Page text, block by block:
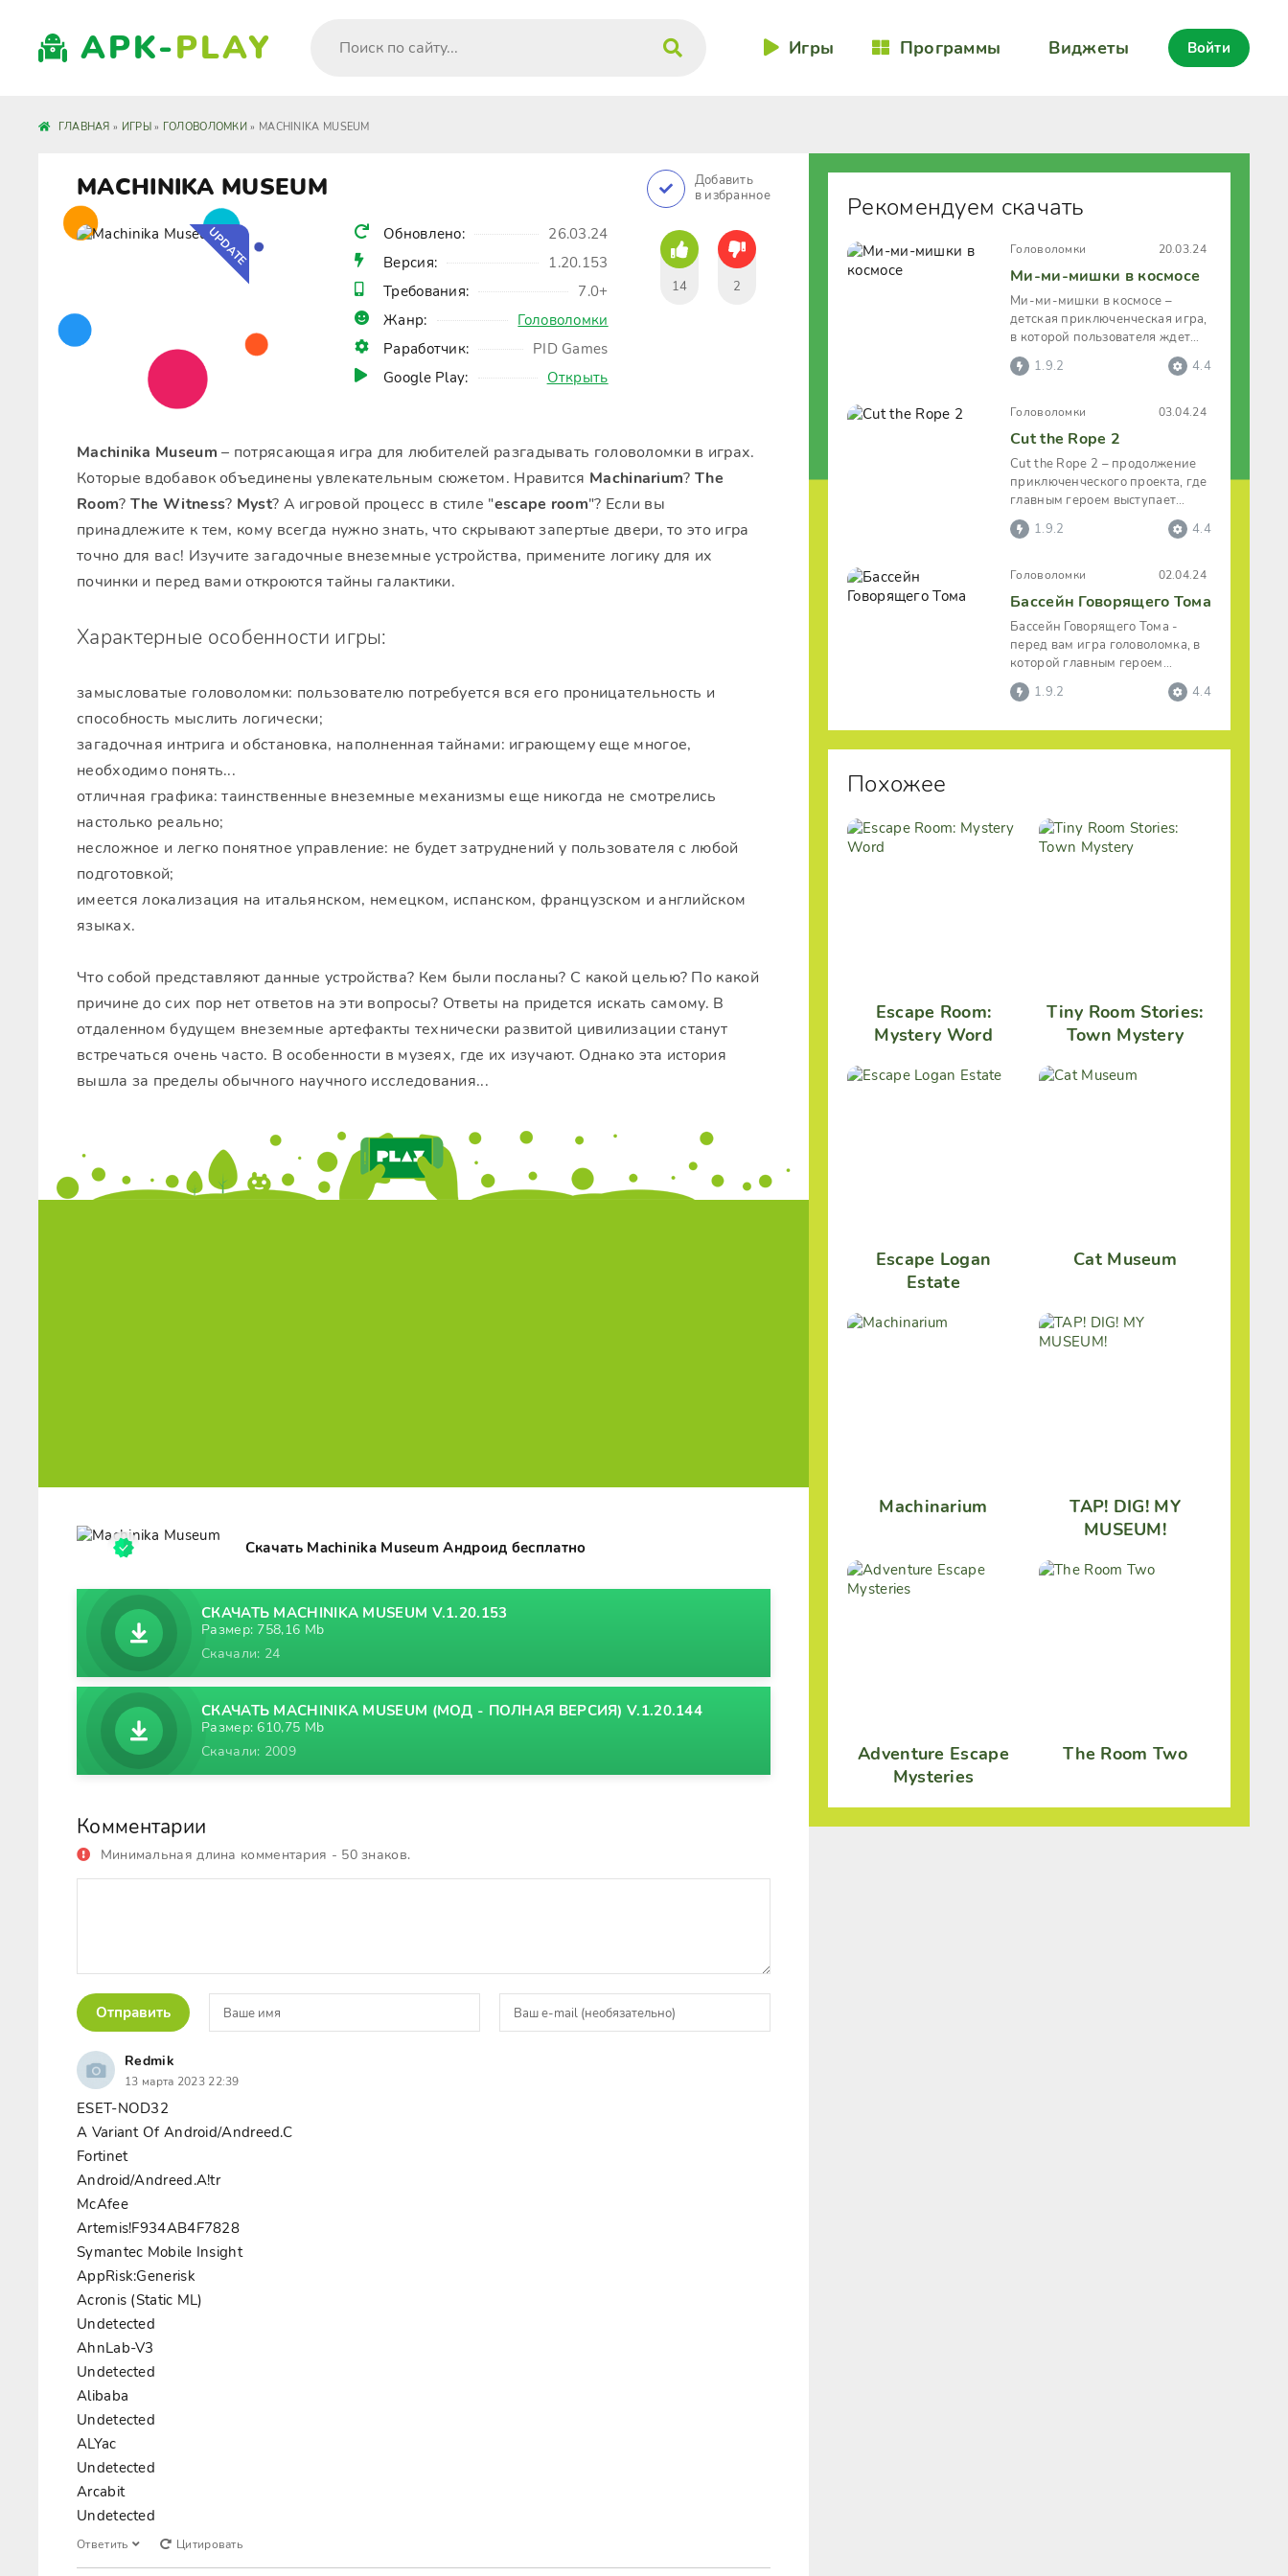
APK-PLAY Игры Программы Виджеты Войти
ГЛАВНАЯ » ИГРЫ» ГОЛОВОЛОМКИ » MACHINIKA MUSEUM
MACHINIKA MUSEUM
Обновлено:
26.03.24
Версия:
1.20.153
Требования:
7.0+
Жанр:
Головоломки
Раработчик:
PID Games
Google Play:
Открыть
UPDATE
Добавить
в избранное
14 2
Machinika Museum – потрясающая игра для любителей разгадывать головоломки в играх.
Которые вдобавок объединены увлекательным сюжетом. Нравится Machinarium? The
Room? The Witness? Myst? А игровой процесс в стиле "escape room"? Если вы
принадлежите к тем, кому всегда нужно знать, что скрывают запертые двери, то это игра
точно для вас! Изучите загадочные внеземные устройства, примените логику для их
починки и перед вами откроются тайны галактики.
Характерные особенности игры:
замысловатые головоломки: пользователю потребуется вся его проницательность и
способность мыслить логически;
загадочная интрига и обстановка, наполненная тайнами: играющему еще многое,
необходимо понять...
отличная графика: таинственные внеземные механизмы еще никогда не смотрелись
настолько реально;
несложное и легко понятное управление: не будет затруднений у пользователя с любой
подготовкой;
имеется локализация на итальянском, немецком, испанском, французском и английском
языках.
Что собой представляют данные устройства? Кем были посланы? С какой целью? По какой
причине до сих пор нет ответов на эти вопросы? Ответы на придется искать самому. В
отдаленном будущем внеземные артефакты технически развитой цивилизации станут
встречаться очень часто. В особенности в музеях, где их изучают. Однако эта история
вышла за пределы обычного научного исследования...
Скачать Machinika Museum Андроид бесплатно
СКАЧАТЬ MACHINIKA MUSEUM V.1.20.153
Размер: 758,16 Mb
Скачали: 24
СКАЧАТЬ MACHINIKA MUSEUM (МОД - ПОЛНАЯ ВЕРСИЯ) V.1.20.144
Размер: 610,75 Mb
Скачали: 2009
Комментарии
Минимальная длина комментария - 50 знаков.
Отправить
Redmik
13 марта 2023 22:39
ESET-NOD32
A Variant Of Android/Andreed.C
Fortinet
Android/Andreed.A!tr
McAfee
Artemis!F934AB4F7828
Symantec Mobile Insight
AppRisk:Generisk
Acronis (Static ML)
Undetected
AhnLab-V3
Undetected
Alibaba
Undetected
ALYac
Undetected
Arcabit
Undetected
Ответить Цитировать
Рекомендуем скачать
Головоломки 20.03.24
Ми-ми-мишки в космосе
Ми-ми-мишки в космосе –
детская приключенческая игра,
в которой пользователя ждет
путешествие по космическим
широтам в
1.9.2 4.4
Головоломки 03.04.24
Cut the Rope 2
Cut the Rope 2 – продолжение
приключенческого проекта, где
главным героем выступает
колоритный забавный
сладкоежка Ам
1.9.2 4.4
Головоломки 02.04.24
Бассейн Говорящего Тома
Бассейн Говорящего Тома -
перед вам игра головоломка, в
которой главным героем
выступает всем хорошо
известный кот Том,
1.9.2 4.4
Похожее
Escape Room:
Mystery Word
Tiny Room Stories:
Town Mystery
Escape Logan
Estate
Cat Museum
Machinarium
TAP! DIG! MY
MUSEUM!
Adventure Escape
Mysteries
The Room Two